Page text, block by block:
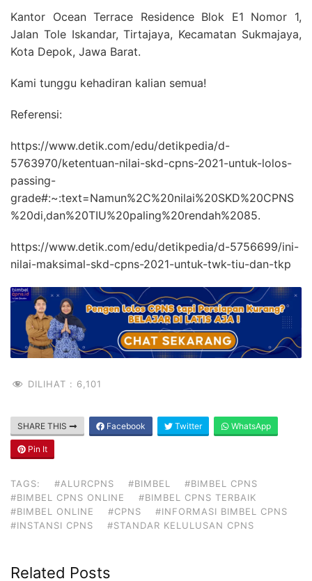
Kantor Ocean Terrace Residence Blok E1 Nomor 1,
Jalan Tole Iskandar, Tirtajaya, Kecamatan Sukmajaya,
Kota Depok, Jawa Barat.
Kami tunggu kehadiran kalian semua!
Referensi:
https://www.detik.com/edu/detikpedia/d-
5763970/ketentuan-nilai-skd-cpns-2021-untuk-lolos-
passing-
grade#:~:text=Namun%2C%20nilai%20SKD%20CPNS
%20di,dan%20TIU%20paling%20rendah%2085.
https://www.detik.com/edu/detikpedia/d-5756699/ini-
nilai-maksimal-skd-cpns-2021-untuk-twk-tiu-dan-tkp
DILIHAT : 6,101
SHARE THIS Facebook Twitter WhatsApp
Pin It
TAGS: #ALURCPNS #BIMBEL
#BIMBEL CPNS
#BIMBEL CPNS ONLINE
#BIMBEL CPNS TERBAIK
#BIMBEL ONLINE
#CPNS
#INFORMASI BIMBEL CPNS
#INSTANSI CPNS
#STANDAR KELULUSAN CPNS
Related Posts